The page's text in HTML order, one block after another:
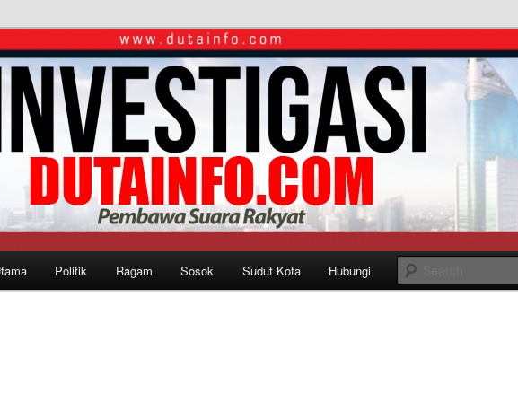
Politik Ragam Sosok Sudut Kota Hubungi